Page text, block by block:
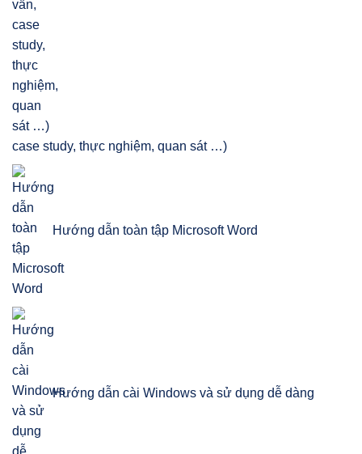
case study, thực nghiệm, quan sát …)
Hướng dẫn toàn tập Microsoft Word
Hướng dẫn cài Windows và sử dụng dễ dàng